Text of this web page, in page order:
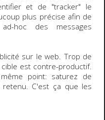
et de "tracker" le
plus précise afin de
hoc des messages
sur le web. Trop de
est contre-productif.
point: saturez de
C'est ça que les